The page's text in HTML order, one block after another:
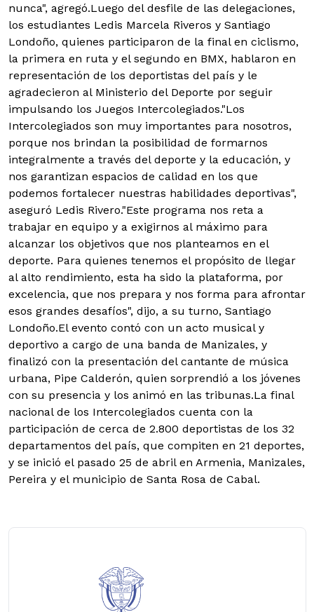
nunca", agregó.Luego del desfile de las delegaciones,
los estudiantes Ledis Marcela Riveros y Santiago
Londoño, quienes participaron de la final en ciclismo,
la primera en ruta y el segundo en BMX, hablaron en
representación de los deportistas del país y le
agradecieron al Ministerio del Deporte por seguir
impulsando los Juegos Intercolegiados."Los
Intercolegiados son muy importantes para nosotros,
porque nos brindan la posibilidad de formarnos
integralmente a través del deporte y la educación, y
nos garantizan espacios de calidad en los que
podemos fortalecer nuestras habilidades deportivas",
aseguró Ledis Rivero."Este programa nos reta a
trabajar en equipo y a exigirnos al máximo para
alcanzar los objetivos que nos planteamos en el
deporte. Para quienes tenemos el propósito de llegar
al alto rendimiento, esta ha sido la plataforma, por
excelencia, que nos prepara y nos forma para afrontar
esos grandes desafíos", dijo, a su turno, Santiago
Londoño.El evento contó con un acto musical y
deportivo a cargo de una banda de Manizales, y
finalizó con la presentación del cantante de música
urbana, Pipe Calderón, quien sorprendió a los jóvenes
con su presencia y los animó en las tribunas.La final
nacional de los Intercolegiados cuenta con la
participación de cerca de 2.800 deportistas de los 32
departamentos del país, que compiten en 21 deportes,
y se inició el pasado 25 de abril en Armenia, Manizales,
Pereira y el municipio de Santa Rosa de Cabal.